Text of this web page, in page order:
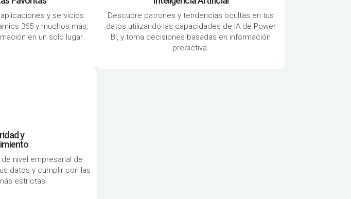
y servicios
365 y muchos más,
en un solo lugar.
Descubre patrones y tendencias ocultas en tus
datos utilizando las capacidades de IA de Power
BI, y toma decisiones basadas en información
predictiva.
y
nivel empresarial de
datos y cumplir con las
estrictas.